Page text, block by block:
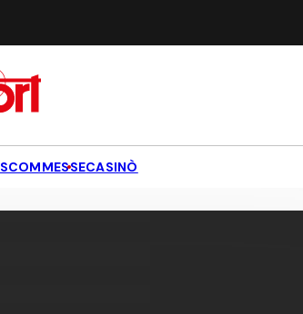
SCOMMESSECASINÒ